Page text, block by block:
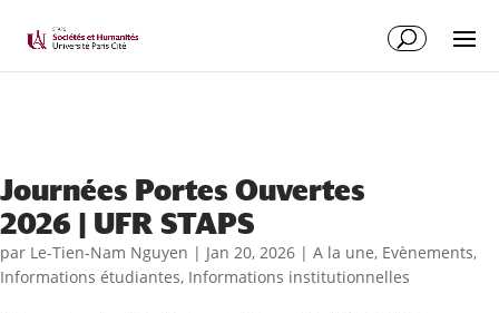
Journées Portes Ouvertes
2026 | UFR STAPS
par Le-Tien-Nam Nguyen | Jan 20, 2026 | A la une, Evènements,
Informations étudiantes, Informations institutionnelles